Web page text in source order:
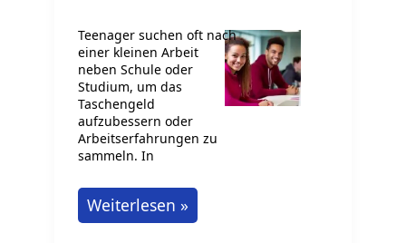
Teenager suchen oft nach
einer kleinen Arbeit
neben Schule oder
Studium, um das
Taschengeld
aufzubessern oder
Arbeitserfahrungen zu
sammeln. In
10
leichte
Weiterlesen »